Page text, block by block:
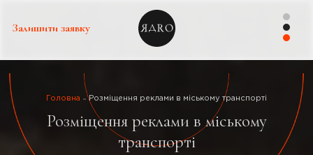
Залишити заявку
Головна Розміщення реклами в міському транспорті
Розміщення реклами в міському
транспорті